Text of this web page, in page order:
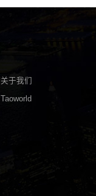
关于我们
Taoworld